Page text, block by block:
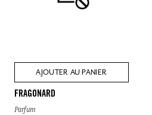
AJOUTER AU PANIER
FRAGONARD
Parfum